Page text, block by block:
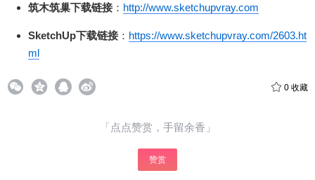
筑木筑巢下载链接 ： http://www.sketchupvray.com
SketchUp下载链接 ： https://www.sketchupvray.com/2603.ht
ml
0 收藏
「点点赞赏，手留余香」
赞赏